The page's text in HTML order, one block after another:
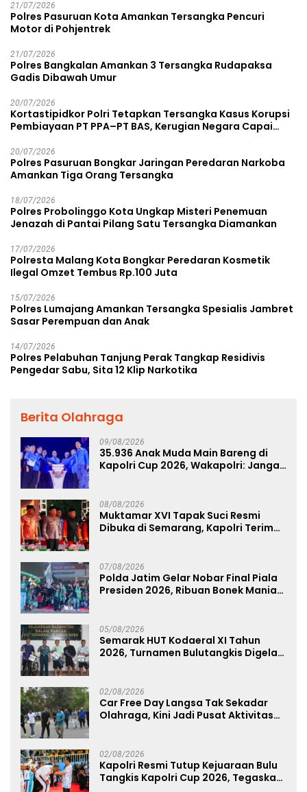
21/07/2026
Polres Pasuruan Kota Amankan Tersangka Pencuri
Motor di Pohjentrek
21/07/2026
Polres Bangkalan Amankan 3 Tersangka Rudapaksa
Gadis Dibawah Umur
20/07/2026
Kortastipidkor Polri Tetapkan Tersangka Kasus Korupsi
Pembiayaan PT PPA–PT BAS, Kerugian Negara Capai
20/07/2026
Polres Pasuruan Bongkar Jaringan Peredaran Narkoba
Amankan Tiga Orang Tersangka
18/07/2026
Polres Probolinggo Kota Ungkap Misteri Penemuan
Jenazah di Pantai Pilang Satu Tersangka Diamankan
17/07/2026
Polresta Malang Kota Bongkar Peredaran Kosmetik
Ilegal Omzet Tembus Rp.100 Juta
15/07/2026
Polres Lumajang Amankan Tersangka Spesialis Jambret
Sasar Perempuan dan Anak
14/07/2026
Polres Pelabuhan Tanjung Perak Tangkap Residivis
Pengedar Sabu, Sita 12 Klip Narkotika
Berita Olahraga
09/08/2026
35.936 Anak Muda Main Bareng di
Kapolri Cup 2026, Wakapolri: Jangan
08/08/2026
Muktamar XVI Tapak Suci Resmi
Dibuka di Semarang, Kapolri Terima
07/08/2026
Polda Jatim Gelar Nobar Final Piala
Presiden 2026, Ribuan Bonek Mania
05/08/2026
Semarak HUT Kodaeral XI Tahun
2026, Turnamen Bulutangkis Digelar
02/08/2026
Car Free Day Langsa Tak Sekadar
Olahraga, Kini Jadi Pusat Aktivitas
02/08/2026
Kapolri Resmi Tutup Kejuaraan Bulu
Tangkis Kapolri Cup 2026, Tegaskan